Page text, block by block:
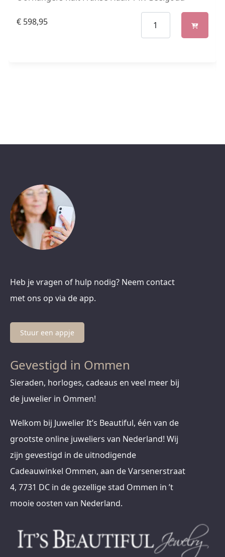
€ 598,95
Heb je vragen of hulp nodig? Neem contact
met ons op via de app.
Stuur een appje
Gevestigd in Ommen
Sieraden, horloges, cadeaus en veel meer bij
de juwelier in Ommen!
Welkom bij Juwelier It’s Beautiful, één van de
grootste online juweliers van Nederland! Wij
zijn gevestigd in de uitnodigende
Cadeauwinkel Ommen, aan de Varsenerstraat
4, 7731 DC in de gezellige stad Ommen in ’t
mooie oosten van Nederland.